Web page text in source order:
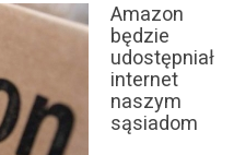
Amazon
będzie
udostępniał
internet
naszym
sąsiadom